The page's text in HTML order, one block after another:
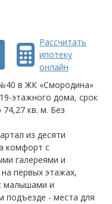
Рассчитать
ипотеку
онлайн
в ЖК «Смородина»
этажного дома, срок
кв. м. Без
из десяти
комфорт с
галереями и
первых этажах,
малышами и
подъезде - места для